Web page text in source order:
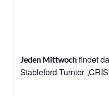
Jeden Mittwochfindet
Stableford-Turnier